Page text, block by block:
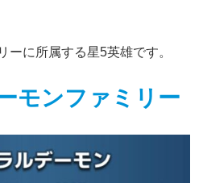
ーに所属する星5英雄です。
モンファミリー